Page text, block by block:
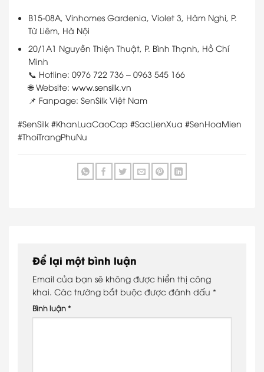
B15-08A, Vinhomes Gardenia, Violet 3, Hàm Nghi, P.
Từ Liêm, Hà Nội
20/1A1 Nguyễn Thiện Thuật, P. Bình Thạnh, Hồ Chí
Minh
📞 Hotline: 0976 722 736 – 0963 545 166
🌐 Website:www.sensilk.vn
📌 Fanpage: SenSilk Việt Nam
#SenSilk #KhanLuaCaoCap #SacLienXua #SenHoaMien
#ThoiTrangPhuNu
Để lại một bình luận
Email của bạn sẽ không được hiển thị công
khai. Các trường bắt buộc được đánh dấu *
Bình luận *